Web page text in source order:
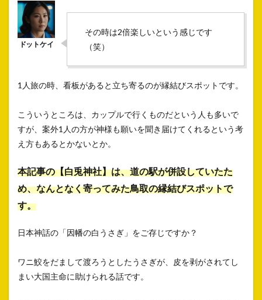
その時は2倍楽しいという感じです
（笑）
1人旅の時、看板があると立ち寄るのが縁結びスポットです。
こういうところは、カップルで行くものだという人も多いで
すが、案外1人の方が神様も願いを聞き届けてくれるという考
え方もあるとかないとか。
本記事の【白兎神社】は、道の駅が併設していたた
め、なんとなく寄ってみた鳥取の縁結びスポットで
す。
日本神話の「因幡の白うさぎ」をご存じですか？
ワニ鮫をだまして渡ろうとしたうさぎが、皮を剥がされてし
まい大国主命に助けられる話です。